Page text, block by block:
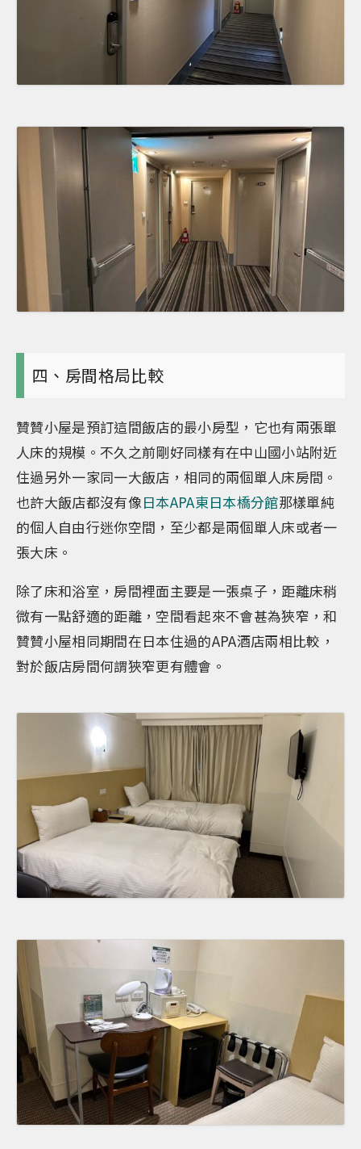
四、房間格局比較
贊贊小屋是預訂這間飯店的最小房型，它也有兩張單
人床的規模。不久之前剛好同樣有在中山國小站附近
住過另外一家同一大飯店，相同的兩個單人床房間。
也許大飯店都沒有像日本APA東日本橋分館那樣單純
的個人自由行迷你空間，至少都是兩個單人床或者一
張大床。
除了床和浴室，房間裡面主要是一張桌子，距離床稍
微有一點舒適的距離，空間看起來不會甚為狹窄，和
贊贊小屋相同期間在日本住過的APA酒店兩相比較，
對於飯店房間何謂狹窄更有體會。